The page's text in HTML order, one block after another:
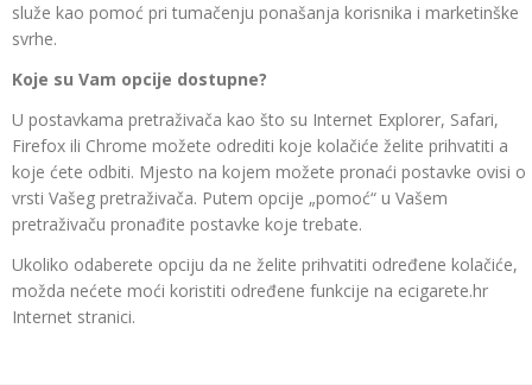
služe kao pomoć pri tumačenju ponašanja korisnika i marketinške
svrhe.
Koje su Vam opcije dostupne?
U postavkama pretraživača kao što su Internet Explorer, Safari,
Firefox ili Chrome možete odrediti koje kolačiće želite prihvatiti a
koje ćete odbiti. Mjesto na kojem možete pronaći postavke ovisi o
vrsti Vašeg pretraživača. Putem opcije „pomoć“ u Vašem
pretraživaču pronađite postavke koje trebate.
Ukoliko odaberete opciju da ne želite prihvatiti određene kolačiće,
možda nećete moći koristiti određene funkcije na ecigarete.hr
Internet stranici.